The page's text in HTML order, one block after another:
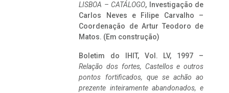
LISBOA – CATÁLOGO, Investigação de
Carlos Neves e Filipe Carvalho –
Coordenação de Artur Teodoro de
Matos. (Em construção)
Boletim do IHIT, Vol. LV, 1997 –
Relação dos fortes, Castellos e outros
pontos fortificados, que se achão ao
prezente inteiramente abandonados, e